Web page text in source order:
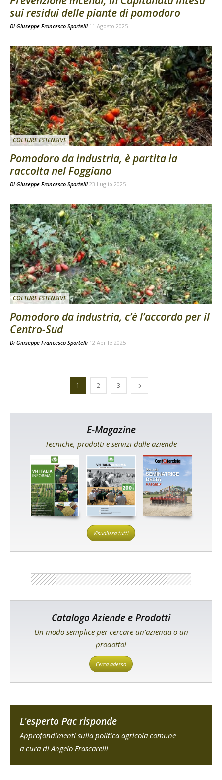
sui residui delle piante di pomodoro
Di Giuseppe Francesco Sportelli 11 Agosto 2025
COLTURE ESTENSIVE
Pomodoro da industria, è partita la
raccolta nel Foggiano
Di Giuseppe Francesco Sportelli 23 Luglio 2025
COLTURE ESTENSIVE
Pomodoro da industria, c’è l’accordo per il
Centro-Sud
Di Giuseppe Francesco Sportelli 12 Aprile 2025
1 2 3
E-Magazine
Tecniche, prodotti e servizi dalle aziende
Visualizza tutti
Catalogo Aziende e Prodotti
Un modo semplice per cercare un'azienda o un
prodotto!
Cerca adesso
L'esperto Pac risponde
Approfondimenti sulla politica agricola comune
a cura di Angelo Frascarelli